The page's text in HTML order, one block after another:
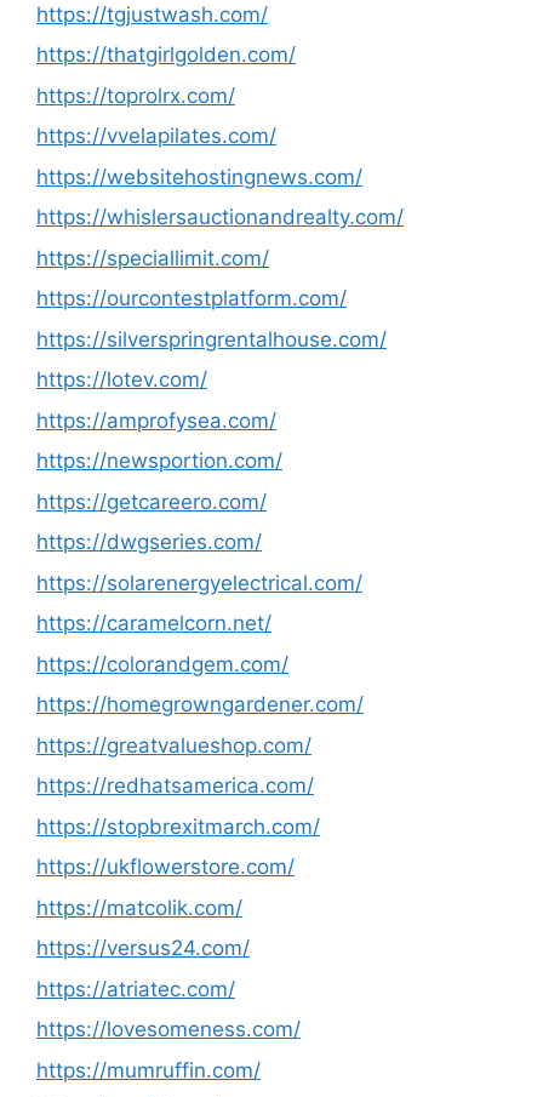
https://tgjustwash.com/
https://thatgirlgolden.com/
https://toprolrx.com/
https://vvelapilates.com/
https://websitehostingnews.com/
https://whislersauctionandrealty.com/
https://speciallimit.com/
https://ourcontestplatform.com/
https://silverspringrentalhouse.com/
https://lotev.com/
https://amprofysea.com/
https://newsportion.com/
https://getcareero.com/
https://dwgseries.com/
https://solarenergyelectrical.com/
https://caramelcorn.net/
https://colorandgem.com/
https://homegrowngardener.com/
https://greatvalueshop.com/
https://redhatsamerica.com/
https://stopbrexitmarch.com/
https://ukflowerstore.com/
https://matcolik.com/
https://versus24.com/
https://atriatec.com/
https://lovesomeness.com/
https://mumruffin.com/